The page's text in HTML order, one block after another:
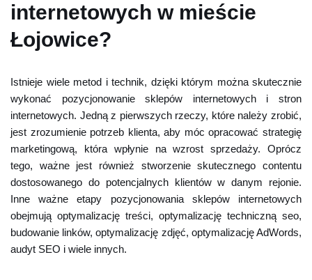
internetowych w mieście
Łojowice?
Istnieje wiele metod i technik, dzięki którym można skutecznie
wykonać pozycjonowanie sklepów internetowych i stron
internetowych. Jedną z pierwszych rzeczy, które należy zrobić,
jest zrozumienie potrzeb klienta, aby móc opracować strategię
marketingową, która wpłynie na wzrost sprzedaży. Oprócz
tego, ważne jest również stworzenie skutecznego contentu
dostosowanego do potencjalnych klientów w danym rejonie.
Inne ważne etapy pozycjonowania sklepów internetowych
obejmują optymalizację treści, optymalizację techniczną seo,
budowanie linków, optymalizację zdjęć, optymalizację AdWords,
audyt SEO i wiele innych.